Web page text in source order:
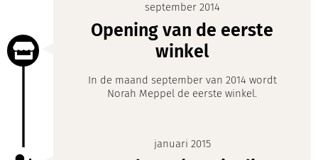
september 2014
Opening van de eerste
winkel
In de maand september van 2014 wordt
Norah Meppel de eerste winkel.
januari 2015